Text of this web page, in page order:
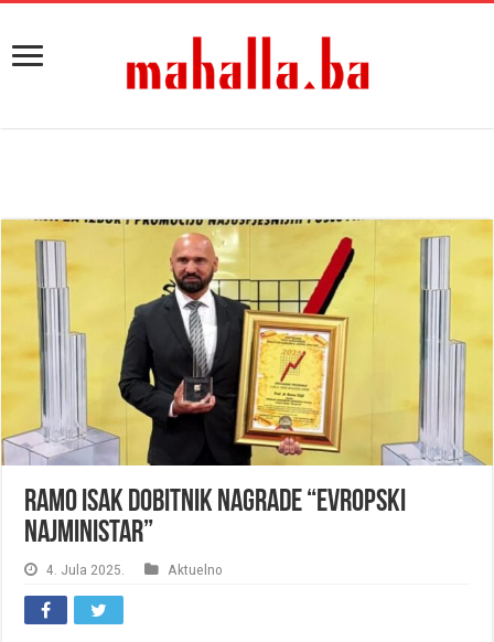
Ramo Isak dobitnik nagrade “Evropski
najministar”
4. Jula 2025. Aktuelno